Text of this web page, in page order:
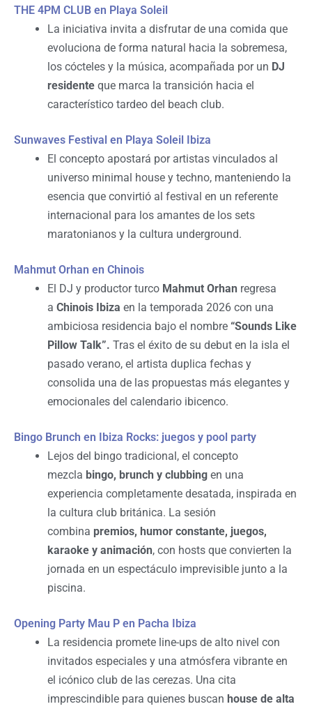
THE 4PM CLUB en Playa Soleil
La iniciativa invita a disfrutar de una comida que
evoluciona de forma natural hacia la sobremesa,
los cócteles y la música, acompañada por un DJ
residente que marca la transición hacia el
característico tardeo del beach club.
Sunwaves Festival en Playa Soleil Ibiza
El concepto apostará por artistas vinculados al
universo minimal house y techno, manteniendo la
esencia que convirtió al festival en un referente
internacional para los amantes de los sets
maratonianos y la cultura underground.
Mahmut Orhan en Chinois
El DJ y productor turco Mahmut Orhan regresa
a Chinois Ibiza en la temporada 2026 con una
ambiciosa residencia bajo el nombre “Sounds Like
Pillow Talk”. Tras el éxito de su debut en la isla el
pasado verano, el artista duplica fechas y
consolida una de las propuestas más elegantes y
emocionales del calendario ibicenco.
Bingo Brunch en Ibiza Rocks: juegos y pool party
Lejos del bingo tradicional, el concepto
mezcla bingo, brunch y clubbing en una
experiencia completamente desatada, inspirada en
la cultura club británica. La sesión
combina premios, humor constante, juegos,
karaoke y animación, con hosts que convierten la
jornada en un espectáculo imprevisible junto a la
piscina.
Opening Party Mau P en Pacha Ibiza
La residencia promete line-ups de alto nivel con
invitados especiales y una atmósfera vibrante en
el icónico club de las cerezas. Una cita
imprescindible para quienes buscan house de alta